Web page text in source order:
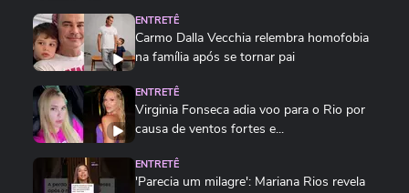
ENTRETÊ
Carmo Dalla Vecchia relembra homofobia
na família após se tornar pai
ENTRETÊ
Virginia Fonseca adia voo para o Rio por
causa de ventos fortes e...
ENTRETÊ
'Parecia um milagre': Mariana Rios revela